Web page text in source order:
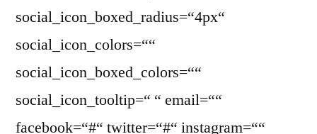
social_icon_boxed_radius=“4px“
social_icon_colors=““
social_icon_boxed_colors=““
social_icon_tooltip=“ “ email=““
facebook=“#“ twitter=“#“ instagram=““